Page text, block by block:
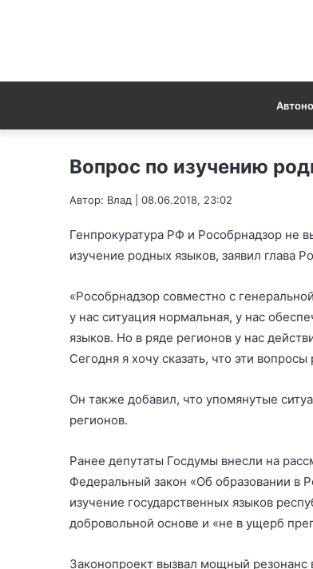
Вопрос по изучению
Автор: Влад | 08.06.2018, 23:02
Генпрокуратура РФ и Рособрнадзор не
изучение родных языков, заявил глава
«Рособрнадзор совместно с
у нас ситуация нормальная, у нас
языков. Но в ряде регионов у нас
Сегодня я хочу сказать, что эти
Он также добавил, что упомянутые
регионов.
Ранее депутаты Госдумы внесли на
Федеральный закон «Об образовании в
изучение государственных языков
добровольной основе и «не в ущерб
Законопроект вызвал мощный